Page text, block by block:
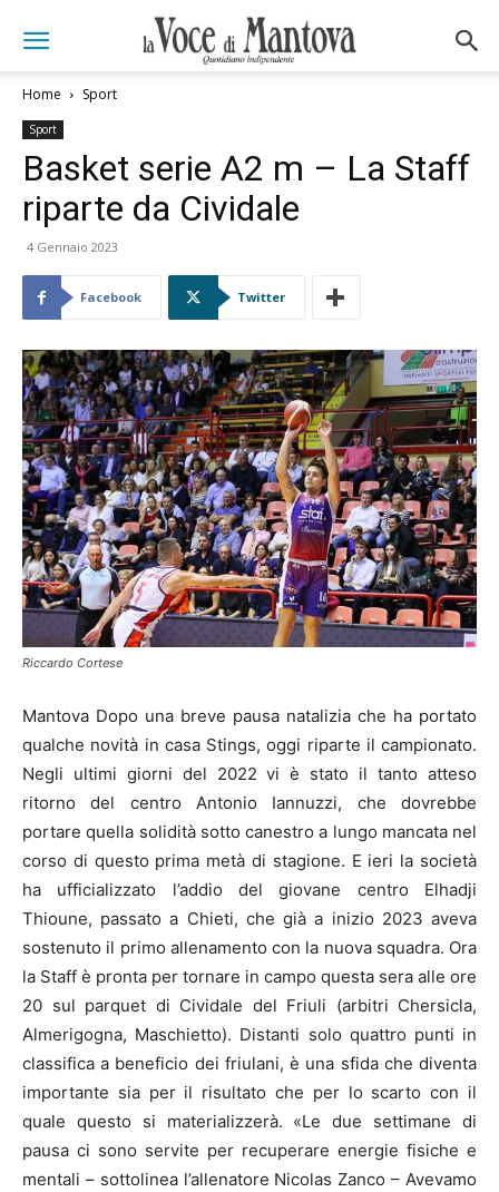
Home Sport
Sport
Basket serie A2 m – La Staff
riparte da Cividale
4 Gennaio 2023
Facebook Twitter
Riccardo Cortese
Mantova Dopo una breve pausa natalizia che ha portato
qualche novità in casa Stings, oggi riparte il campionato.
Negli ultimi giorni del 2022 vi è stato il tanto atteso
ritorno del centro Antonio Iannuzzi, che dovrebbe
portare quella solidità sotto canestro a lungo mancata nel
corso di questo prima metà di stagione. E ieri la società
ha ufficializzato l’addio del giovane centro Elhadji
Thioune, passato a Chieti, che già a inizio 2023 aveva
sostenuto il primo allenamento con la nuova squadra. Ora
la Staff è pronta per tornare in campo questa sera alle ore
20 sul parquet di Cividale del Friuli (arbitri Chersicla,
Almerigogna, Maschietto). Distanti solo quattro punti in
classifica a beneficio dei friulani, è una sfida che diventa
importante sia per il risultato che per lo scarto con il
quale questo si materializzerà. «Le due settimane di
pausa ci sono servite per recuperare energie fisiche e
mentali – sottolinea l’allenatore Nicolas Zanco – Avevamo